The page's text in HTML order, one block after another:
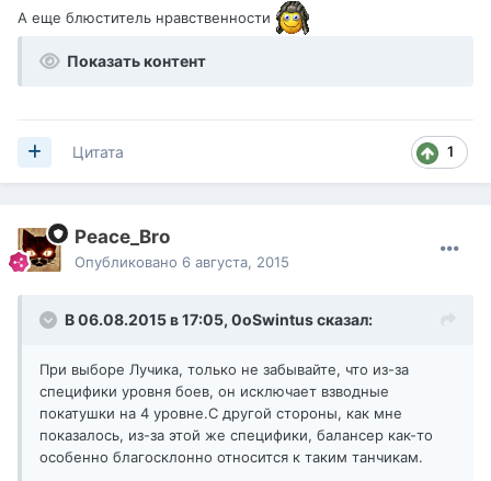
А еще блюститель нравственности
Показать контент
1
Цитата
Peace_Bro
Опубликовано 6 августа, 2015
В 06.08.2015 в 17:05, 0oSwintusсказал:
При выборе Лучика, только не забывайте, что из-за
специфики уровня боев, он исключает взводные
покатушки на 4 уровне.С другой стороны, как мне
показалось, из-за этой же специфики, балансер как-то
особенно благосклонно относится к таким танчикам.